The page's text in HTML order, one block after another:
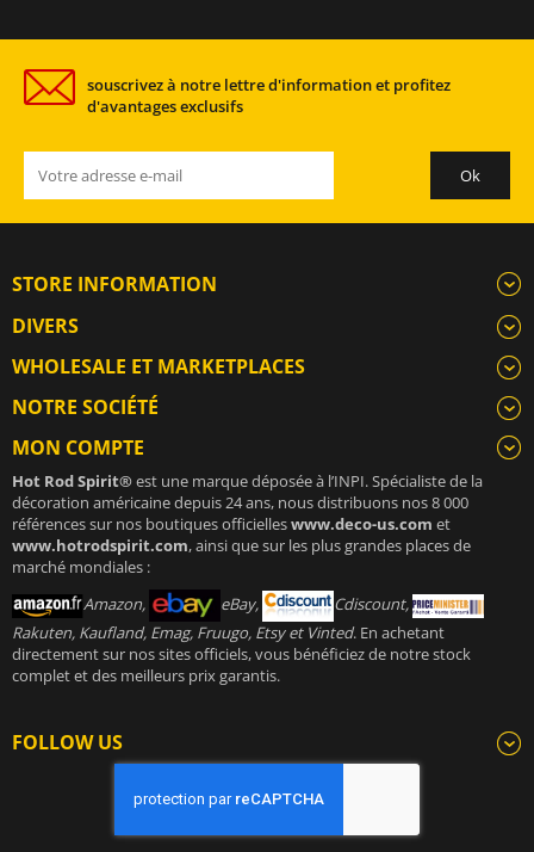
souscrivez à notre lettre d'information et profitez
d'avantages exclusifs
STORE INFORMATION
DIVERS
WHOLESALE ET MARKETPLACES
NOTRE SOCIÉTÉ
MON COMPTE
Hot Rod Spirit®est une marque déposée à l’INPI. Spécialiste de la
décoration américaine depuis 24 ans, nous distribuons nos 8 000
références sur nos boutiques officielleswww.deco-us.com et
www.hotrodspirit.com, ainsi que sur les plus grandes places de
marché mondiales :
Amazon,
eBay,
Cdiscount,
Rakuten, Kaufland, Emag, Fruugo, Etsy et Vinted. En achetant
directement sur nos sites officiels, vous bénéficiez de notre stock
complet et des meilleurs prix garantis.
FOLLOW US